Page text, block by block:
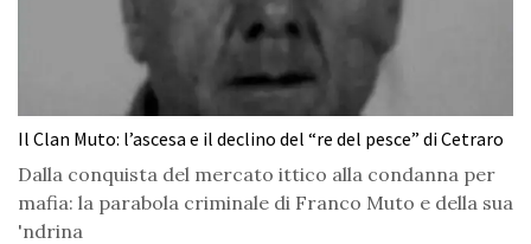
Il Clan Muto: l’ascesa e il declino del “re del pesce” di Cetraro
Dalla conquista del mercato ittico alla condanna per
mafia: la parabola criminale di Franco Muto e della sua
'ndrina